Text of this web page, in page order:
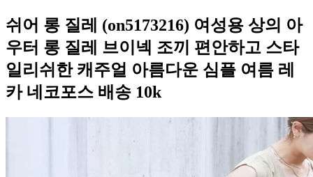
쉬어 롱 질레 (on5173216) 여성용 상의 아
우터 롱 질레 브이넥 조끼 편안하고 스타
일리쉬한 캐주얼 아름다운 심플 여름 레
카 네코포스 배송 10k